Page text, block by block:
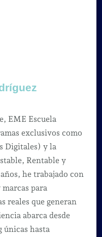
EME Escuela
exclusivos como
Digitales) y la
Rentable y
he trabajado con
para
reales que generan
abarca desde
únicas hasta